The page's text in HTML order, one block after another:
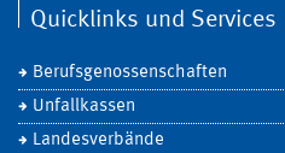
Quicklinks und Services
Berufsgenossenschaften
Unfallkassen
Landesverbände